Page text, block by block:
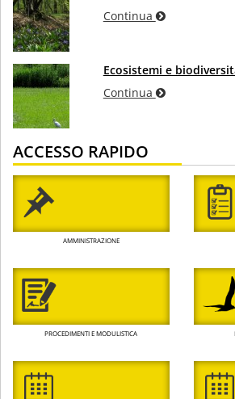
Continua
Ecosistemi e
Continua
ACCESSO RAPIDO
AMMINISTRAZIONE
PROCEDIMENTI E MODULISTICA